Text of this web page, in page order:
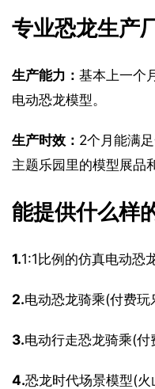
专业恐龙生产
生产能力： 基本上一个
电动恐龙模型。
生产时效： 2个月能满
主题乐园里的模型展品
能提供什么样
1.1:1比例的仿真电动恐
2.电动恐龙骑乘(付费玩
3.电动行走恐龙骑乘(付
4.恐龙时代场景模型(火